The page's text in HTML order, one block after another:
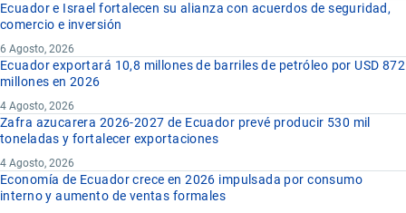
Ecuador e Israel fortalecen su alianza con acuerdos de seguridad,
comercio e inversión
6 Agosto, 2026
Ecuador exportará 10,8 millones de barriles de petróleo por USD 872
millones en 2026
4 Agosto, 2026
Zafra azucarera 2026-2027 de Ecuador prevé producir 530 mil
toneladas y fortalecer exportaciones
4 Agosto, 2026
Economía de Ecuador crece en 2026 impulsada por consumo
interno y aumento de ventas formales